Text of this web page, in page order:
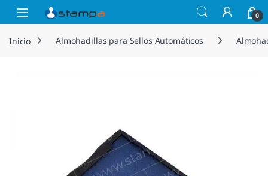
Saltar a la navegación
Saltar al contenido
Open 0
Inicio Almohadillas para Sellos Automáticos